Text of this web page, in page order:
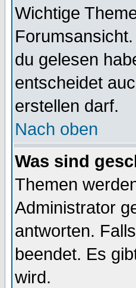
Wichtige
du gelesen
entscheidet
erstellen darf.
Nach oben
Was sind
Themen
Administrator
antworten.
beendet. Es
wird.